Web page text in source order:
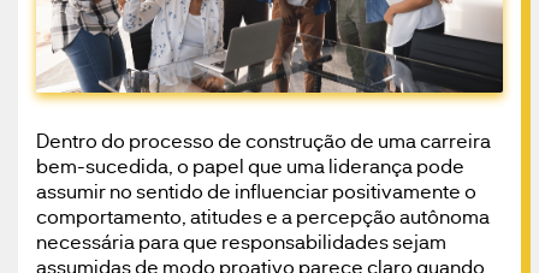
Dentro do processo de construção de uma carreira
bem-sucedida, o papel que uma liderança pode
assumir no sentido de influenciar positivamente o
comportamento, atitudes e a percepção autônoma
necessária para que responsabilidades sejam
assumidas de modo proativo parece claro quando